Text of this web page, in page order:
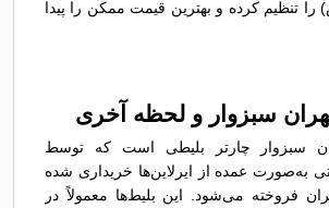
را تنظیم کرده و بهترین قیمت ممکن را پیدا
سبزوار و لحظه آخری
سبزوار چارتر بلیطی است که توسط
به‌صورت عمده از ایرلاین‌ها خریداری شده
فروخته می‌شود. این بلیط‌ها معمولاً در